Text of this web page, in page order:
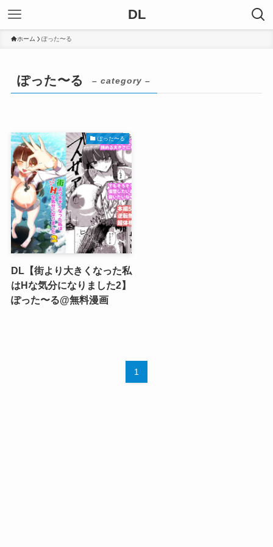
DL
ホーム ぽった〜る
ぽった〜る – category –
ぽった〜る
DL【街より大きくなった私
はHな気分になりました2】
ぽった〜る@無料漫画
1